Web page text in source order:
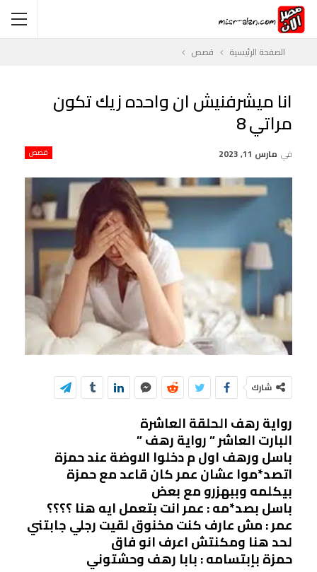
الصفحة الرئيسية قصص
انا ميشرفنيش ان واحده زيك تكون
مراتي 8
قصص في مارس 11, 2023
شارك
رواية رهف الحلقة العاشرة
البارت العاشر ” رواية رهف ”
باسل ورهف اول م دخلوا الاوضة عند حمزة
اتصد*موا عشان عمر كان قاعد مع حمزة
بيكلمه وببهزرو مع بعض
باسل بصد*مه : عمر انت بتعمل ايه هنا ؟؟؟؟
عمر : مش عارف كنت مخنوق لقيت رجلي جابتني
لحد هنا ومكنتش اعرف انو فاق
حمزة بإبتسامه : بابا رهف وحشتوني